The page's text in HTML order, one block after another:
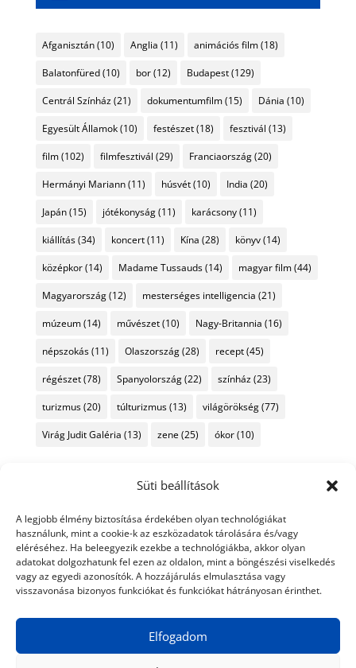
Süti beállítások
A legjobb élmény biztosítása érdekében olyan technológiákat
használunk, mint a cookie-k az eszközadatok tárolására és/vagy
eléréséhez. Ha beleegyezik ezekbe a technológiákba, akkor olyan
adatokat dolgozhatunk fel ezen az oldalon, mint a böngészési viselkedés
vagy az egyedi azonosítók. A hozzájárulás elmulasztása vagy
visszavonása bizonyos funkciókat és funkciókat hátrányosan érinthet.
Elfogadom
Afganisztán(10) Anglia (11) animációs film(18)
Balatonfüred(10) bor(12) Budapest(129)
Centrál Színház(21) dokumentumfilm(15) Dánia (10)
Egyesült Államok(10) festészet(18) fesztivál (13)
film(102) filmfesztivál (29) Franciaország(20)
Hermányi Mariann(11) húsvét(10) India (20)
Japán(15) jótékonyság(11) karácsony(11)
kiállítás(34) koncert(11) Kína (28) könyv(14)
középkor(14) Madame Tussauds(14) magyar film(44)
Magyarország(12) mesterséges intelligencia (21)
múzeum(14) művészet(10) Nagy-Britannia (16)
népszokás(11) Olaszország(28) recept(45)
régészet(78) Spanyolország(22) színház(23)
turizmus(20) túlturizmus(13) világörökség(77)
Virág Judit Galéria (13) zene (25) ókor(10)